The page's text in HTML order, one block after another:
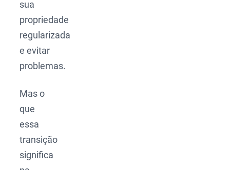
sua
propriedade
regularizada
e evitar
problemas.
Mas o
que
essa
transição
significa